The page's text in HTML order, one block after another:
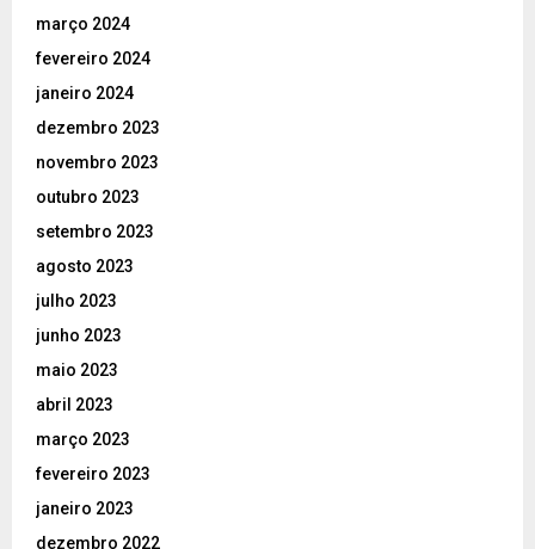
março 2024
fevereiro 2024
janeiro 2024
dezembro 2023
novembro 2023
outubro 2023
setembro 2023
agosto 2023
julho 2023
junho 2023
maio 2023
abril 2023
março 2023
fevereiro 2023
janeiro 2023
dezembro 2022